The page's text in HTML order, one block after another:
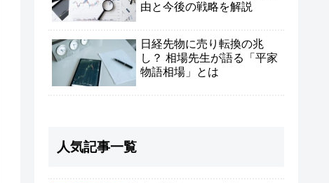
由と今後の戦略を解説
日経先物に売り転換の兆
し？ 相場先生が語る「平家
物語相場」とは
人気記事一覧